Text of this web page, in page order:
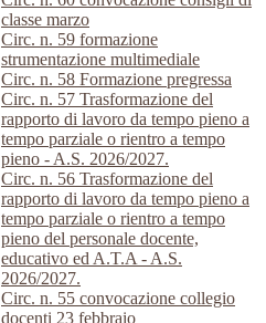
classe marzo
Circ. n. 59 formazione
strumentazione multimediale
Circ. n. 58 Formazione pregressa
Circ. n. 57 Trasformazione del
rapporto di lavoro da tempo pieno a
tempo parziale o rientro a tempo
pieno - A.S. 2026/2027.
Circ. n. 56 Trasformazione del
rapporto di lavoro da tempo pieno a
tempo parziale o rientro a tempo
pieno del personale docente,
educativo ed A.T.A - A.S.
2026/2027.
Circ. n. 55 convocazione collegio
docenti 23 febbraio